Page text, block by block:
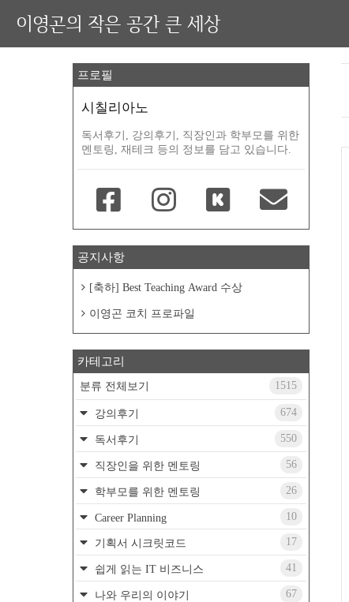
이영곤의 작은 공간 큰 세상
프로필
시칠리아노
독서후기, 강의후기, 직장인과 학부모를 위한
멘토링, 재테크 등의 정보를 담고 있습니다.
공지사항
[축하] Best Teaching Award 수상
이영곤 코치 프로파일
카테고리
분류 전체보기 1515
강의후기 674
독서후기 550
직장인을 위한 멘토링 56
학부모를 위한 멘토링 26
Career Planning 10
기획서 시크릿코드 17
쉽게 읽는 IT 비즈니스 41
나와 우리의 이야기 67